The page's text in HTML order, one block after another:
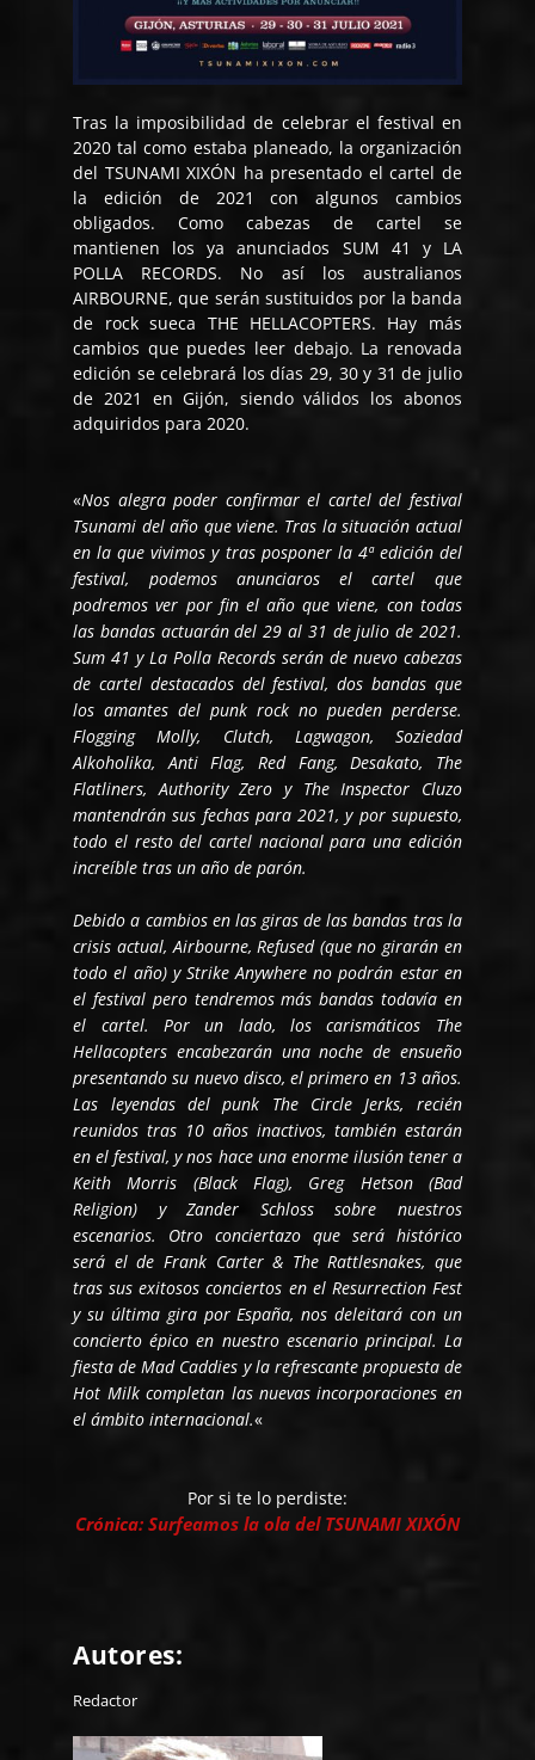
Tras la imposibilidad de celebrar el festival en
2020 tal como estaba planeado, la organización
del TSUNAMI XIXÓN ha presentado el cartel de
la edición de 2021 con algunos cambios
obligados. Como cabezas de cartel se
mantienen los ya anunciados SUM 41 y LA
POLLA RECORDS. No así los australianos
AIRBOURNE, que serán sustituidos por la banda
de rock sueca THE HELLACOPTERS. Hay más
cambios que puedes leer debajo. La renovada
edición se celebrará los días 29, 30 y 31 de julio
de 2021 en Gijón, siendo válidos los abonos
adquiridos para 2020.
«Nos alegra poder confirmar el cartel del festival
Tsunami del año que viene. Tras la situación actual
en la que vivimos y tras posponer la 4ª edición del
festival, podemos anunciaros el cartel que
podremos ver por fin el año que viene, con todas
las bandas actuarán del 29 al 31 de julio de 2021.
Sum 41 y La Polla Records serán de nuevo cabezas
de cartel destacados del festival, dos bandas que
los amantes del punk rock no pueden perderse.
Flogging Molly, Clutch, Lagwagon, Soziedad
Alkoholika, Anti Flag, Red Fang, Desakato, The
Flatliners, Authority Zero y The Inspector Cluzo
mantendrán sus fechas para 2021, y por supuesto,
todo el resto del cartel nacional para una edición
increíble tras un año de parón.
Debido a cambios en las giras de las bandas tras la
crisis actual, Airbourne, Refused (que no girarán en
todo el año) y Strike Anywhere no podrán estar en
el festival pero tendremos más bandas todavía en
el cartel. Por un lado, los carismáticos The
Hellacopters encabezarán una noche de ensueño
presentando su nuevo disco, el primero en 13 años.
Las leyendas del punk The Circle Jerks, recién
reunidos tras 10 años inactivos, también estarán
en el festival, y nos hace una enorme ilusión tener a
Keith Morris (Black Flag), Greg Hetson (Bad
Religion) y Zander Schloss sobre nuestros
escenarios. Otro conciertazo que será histórico
será el de Frank Carter & The Rattlesnakes, que
tras sus exitosos conciertos en el Resurrection Fest
y su última gira por España, nos deleitará con un
concierto épico en nuestro escenario principal. La
fiesta de Mad Caddies y la refrescante propuesta de
Hot Milkcompletan las nuevas incorporaciones en
el ámbito internacional.«
Por si te lo perdiste:
Crónica: Surfeamos la ola del TSUNAMI XIXÓN
Autores:
Redactor